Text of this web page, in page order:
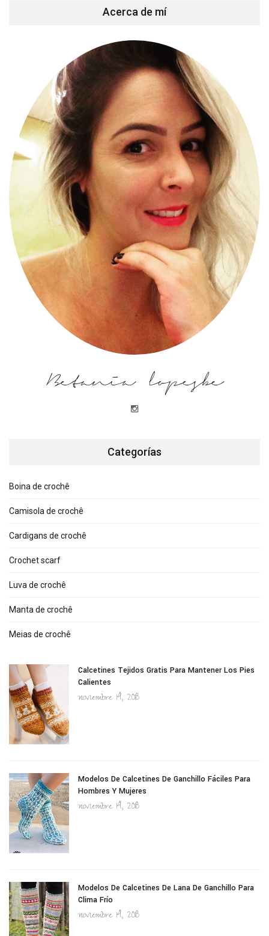
Acerca de mí
Betania lopesbe
Categorías
Boina de crochê
Camisola de crochê
Cardigans de crochê
Crochet scarf
Luva de crochê
Manta de crochê
Meias de crochê
Calcetines Tejidos Gratis Para Mantener Los Pies
Calientes
noviembre 14, 2018
Modelos De Calcetines De Ganchillo Fáciles Para
Hombres Y Mujeres
noviembre 14, 2018
Modelos De Calcetines De Lana De Ganchillo Para
Clima Frío
noviembre 14, 2018